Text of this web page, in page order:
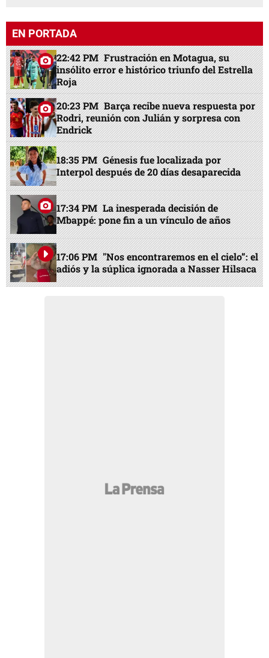
EN PORTADA
22:42 PM Frustración en Motagua, su
insólito error e histórico triunfo del Estrella
Roja
20:23 PM Barça recibe nueva respuesta por
Rodri, reunión con Julián y sorpresa con
Endrick
18:35 PM Génesis fue localizada por
Interpol después de 20 días desaparecida
17:34 PM La inesperada decisión de
Mbappé: pone fin a un vínculo de años
17:06 PM "Nos encontraremos en el cielo”: el
adiós y la súplica ignorada a Nasser Hilsaca